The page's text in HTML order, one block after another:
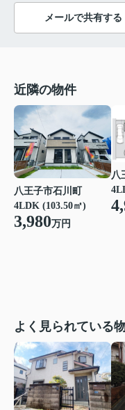
メールで共有する
近隣の物件
八王子市石川町
4LDK (103.50㎡)
3,980万円
八
よく見られている